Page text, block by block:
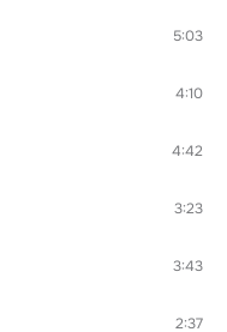
5:03
4:10
4:42
3:23
3:43
2:37